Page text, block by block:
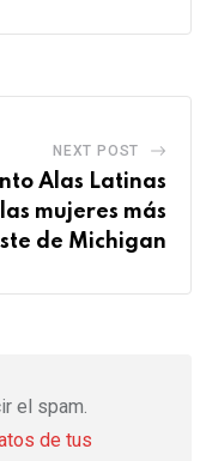
NEXT POST
Alas Latinas
mujeres más
de Michigan
el spam.
de tus